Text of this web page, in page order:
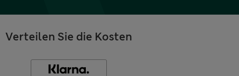
Verteilen Sie die Kosten